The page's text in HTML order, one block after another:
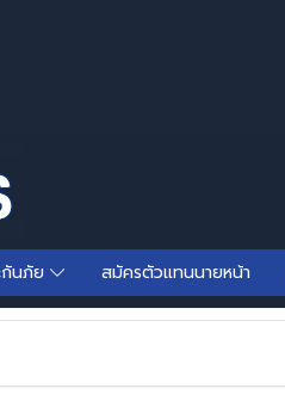
กันภัย สมัครตัวแทนนายหน้า